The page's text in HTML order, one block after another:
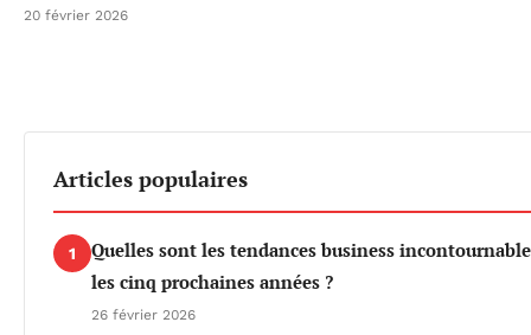
20 février 2026
Articles populaires
1
Quelles sont les tendances business
les cinq prochaines années ?
26 février 2026